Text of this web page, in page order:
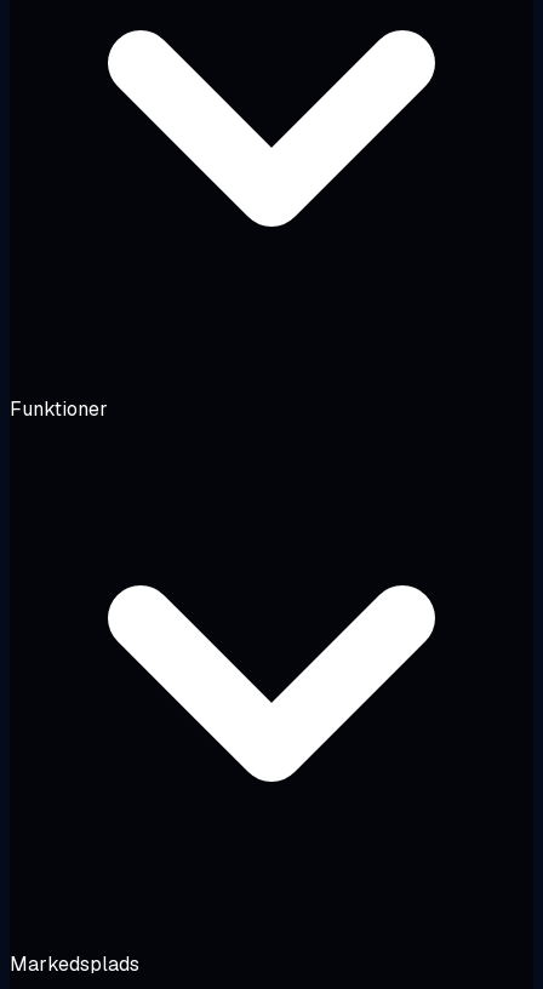
Funktioner
Markedsplads